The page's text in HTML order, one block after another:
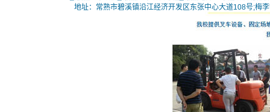
地址：常熟市碧溪镇沿江经济开发区东张中心大道108号;